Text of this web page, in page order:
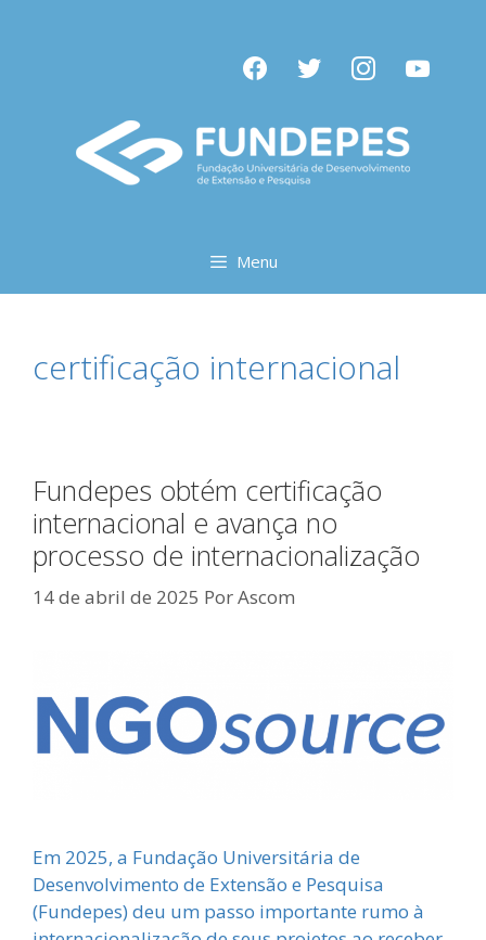
facebooktwitter instagramyoutube
Menu
certificação internacional
Fundepes obtém certificação
internacional e avança no
processo de internacionalização
14 de abril de 2025 PorAscom
Em 2025, a Fundação Universitária de
Desenvolvimento de Extensão e Pesquisa
(Fundepes) deu um passo importante rumo à